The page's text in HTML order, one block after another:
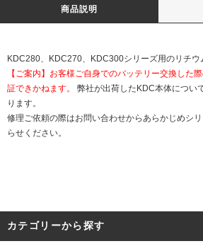
商品説明
KDC280、KDC270、KDC300シリーズ用のリチウ
【ご案内】お客様ご自身でのバッテリー交換した
証できかねます。
弊社が出荷したKDC本体につい
ります。
修理ご依頼の際はお問い合わせからあらかじめシ
らせください。
カテゴリーから探す